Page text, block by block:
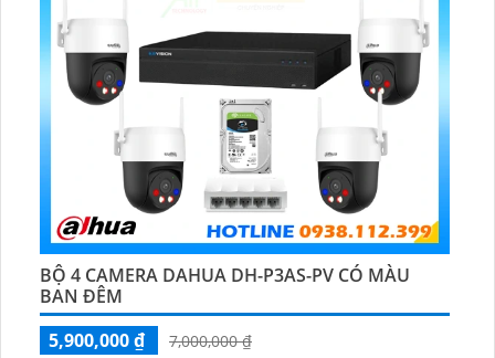
BỘ 4 CAMERA DAHUA DH-P3AS-PV CÓ MÀU
BAN ĐÊM
5,900,000 ₫
7,000,000 ₫